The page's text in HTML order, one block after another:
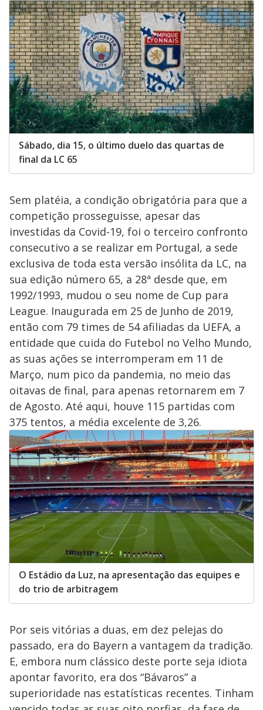
Sábado, dia 15, o último duelo das quartas de
final da LC 65
Sem platéia, a condição obrigatória para que a
competição prosseguisse, apesar das
investidas da Covid-19, foi o terceiro confronto
consecutivo a se realizar em Portugal, a sede
exclusiva de toda esta versão insólita da LC, na
sua edição número 65, a 28ª desde que, em
1992/1993, mudou o seu nome de Cup para
League. Inaugurada em 25 de Junho de 2019,
então com 79 times de 54 afiliadas da UEFA, a
entidade que cuida do Futebol no Velho Mundo,
as suas ações se interromperam em 11 de
Março, num pico da pandemia, no meio das
oitavas de final, para apenas retornarem em 7
de Agosto. Até aqui, houve 115 partidas com
375 tentos, a média excelente de 3,26.
O Estádio da Luz, na apresentação das equipes e
do trio de arbitragem
Por seis vitórias a duas, em dez pelejas do
passado, era do Bayern a vantagem da tradição.
E, embora num clássico deste porte seja idiota
apontar favorito, era dos “Bávaros” a
superioridade nas estatísticas recentes. Tinham